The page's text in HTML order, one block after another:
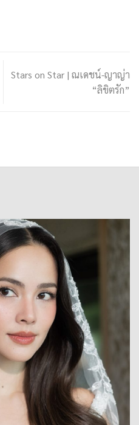
Stars on Star | ณเดชน์-ญาญ่า
“ลิขิตรัก”